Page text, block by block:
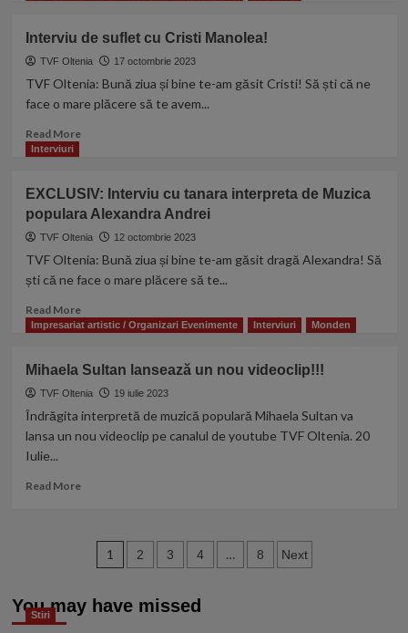
Interviu
cu
indragita
interpreta
Muzica
Interviu de suflet cu Cristi Manolea!
TVF Oltenia 17 octombrie 2023
TVF Oltenia: Bună ziua și bine te-am găsit Cristi! Să ști că ne
face o mare plăcere să te avem...
Read MoreRead
de
suflet
cu
Cristi
Interviuri
EXCLUSIV: Interviu cu tanara interpreta de Muzica
populara Alexandra Andrei
TVF Oltenia 12 octombrie 2023
TVF Oltenia: Bună ziua și bine te-am găsit dragă Alexandra! Să
ști că ne face o mare plăcere să te...
Read MoreRead
more
Interviu
cu
tanara
interpreta
Impresariat artistic / Organizari Evenimente Interviuri Monden
Mihaela Sultan lansează un nou videoclip!!!
TVF Oltenia 19 iulie 2023
Îndrăgita interpretă de muzică populară Mihaela Sultan va
lansa un nou videoclip pe canalul de youtube TVF Oltenia. 20
Iulie...
Read MoreRead
Sultan
lansează
nou
Paginație
1 2 3 4 … 8 Next
You may have missed
Stiri